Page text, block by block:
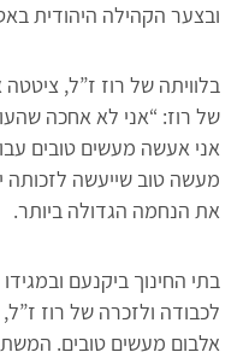
ובצער הקהילה היהודית
בלוויתה של רוז ז”ל,
של רוז: “אני לא אחכה
אני אעשה מעשים טובים
מעשה טוב שייעשה לזכותה
את הנחמה הגדולה ביותר.
בתי החינוך ביקנעם
לכבודה ולזכרה של רוז
אלבום מעשים טובים.